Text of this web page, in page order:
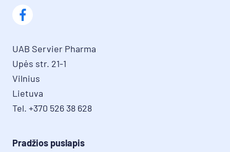
UAB Servier Pharma
Upės str. 21-1
Vilnius
Lietuva
Tel. +370 526 38 628
Pradžios puslapis